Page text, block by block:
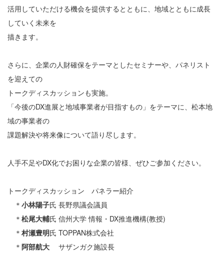
活用していただける機会を提供するとともに、地域とともに成長
していく未来を
描きます。
さらに、企業の人財確保をテーマとしたセミナーや、パネリスト
を迎えての
トークディスカッションも実施。
「今後のDX進展と地域事業者が目指すもの」をテーマに、松本地
域の事業者の
課題解決や将来像について語り尽します。
人手不足やDX化でお困りな企業の皆様、ぜひご参加ください。
トークディスカッション パネラー紹介
＊ 小林陽子氏 長野県議会議員
＊ 松尾大輔氏 信州大学 情報・DX推進機構(教授)
＊ 村瀬豊明氏 TOPPAN株式会社
＊ 阿部航大 サザンガク施設長